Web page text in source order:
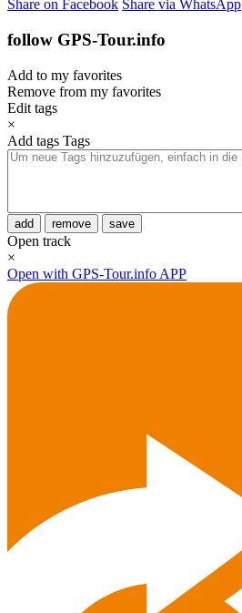
Share on Facebook Share via WhatsApp
follow GPS-Tour.info
Add to my favorites
Remove from my favorites
Edit tags
×
Add tags Tags
add remove save
Open track
×
Open with GPS-Tour.info APP